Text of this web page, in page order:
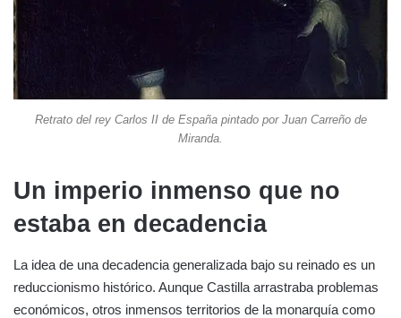
Retrato del rey Carlos II de España pintado por Juan Carreño de
Miranda.
Un imperio inmenso que no
estaba en decadencia
La idea de una decadencia generalizada bajo su reinado es un
reduccionismo histórico. Aunque Castilla arrastraba problemas
económicos, otros inmensos territorios de la monarquía como